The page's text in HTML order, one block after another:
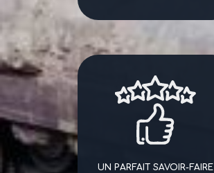
UN PARFAIT SAVOIR-FAIRE